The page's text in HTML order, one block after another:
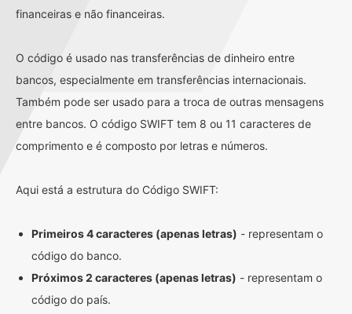
financeiras e não financeiras.
O código é usado nas transferências de dinheiro entre
bancos, especialmente em transferências internacionais.
Também pode ser usado para a troca de outras mensagens
entre bancos. O código SWIFT tem 8 ou 11 caracteres de
comprimento e é composto por letras e números.
Aqui está a estrutura do Código SWIFT:
Primeiros 4 caracteres (apenas letras) - representam o
código do banco.
Próximos 2 caracteres (apenas letras) - representam o
código do país.